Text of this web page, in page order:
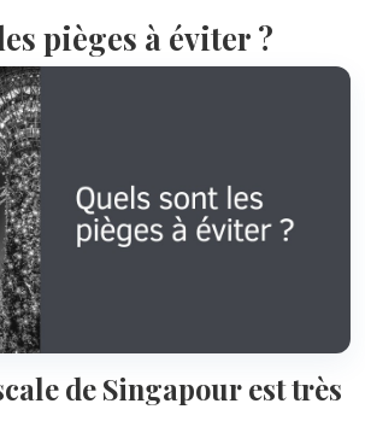
pièges à éviter ?
de Singapour est très